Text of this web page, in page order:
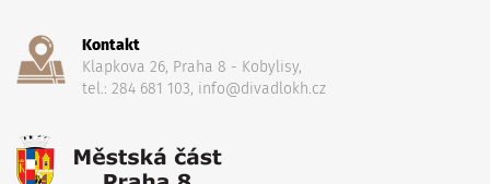
Kontakt
Klapkova 26, Praha 8 - Kobylisy,
tel.: 284 681 103, info@divadlokh.cz